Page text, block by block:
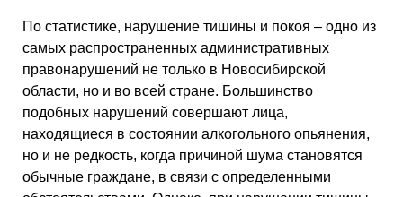
По статистике, нарушение тишины и покоя – одно из
самых распространенных административных
правонарушений не только в Новосибирской
области, но и во всей стране. Большинство
подобных нарушений совершают лица,
находящиеся в состоянии алкогольного опьянения,
но и не редкость, когда причиной шума становятся
обычные граждане, в связи с определенными